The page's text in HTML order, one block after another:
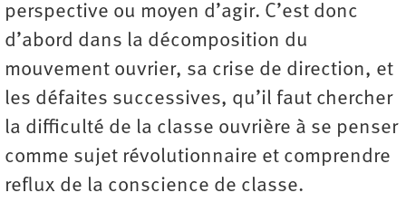
perspective ou moyen d’agir. C’est donc
d’abord dans la décomposition du
mouvement ouvrier, sa crise de direction, et
les défaites successives, qu’il faut chercher
la difficulté de la classe ouvrière à se penser
comme sujet révolutionnaire et comprendre
reflux de la conscience de classe.